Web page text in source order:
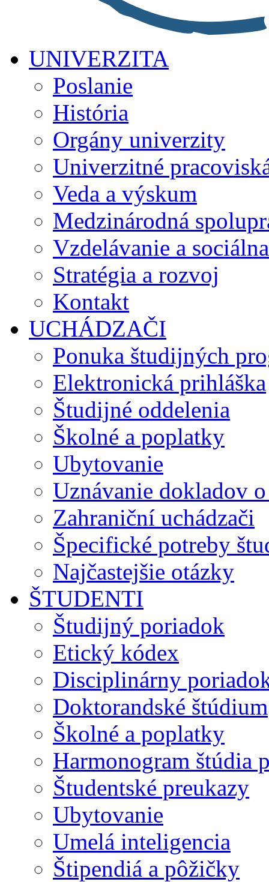
UNIVERZITA
Poslanie
História
Orgány univerzity
Univerzitné
Veda a výskum
Medzinárodná
Vzdelávanie a
Stratégia a rozvoj
Kontakt
UCHÁDZAČI
Ponuka študijných
Elektronická prihláška
Študijné oddelenia
Školné a poplatky
Ubytovanie
Uznávanie dokladov
Zahraniční uchádzači
Špecifické potreby
Najčastejšie otázky
ŠTUDENTI
Študijný poriadok
Etický kódex
Disciplinárny
Doktorandské štúdium
Školné a poplatky
Harmonogram štúdia
Študentské preukazy
Ubytovanie
Umelá inteligencia
Štipendiá a pôžičky